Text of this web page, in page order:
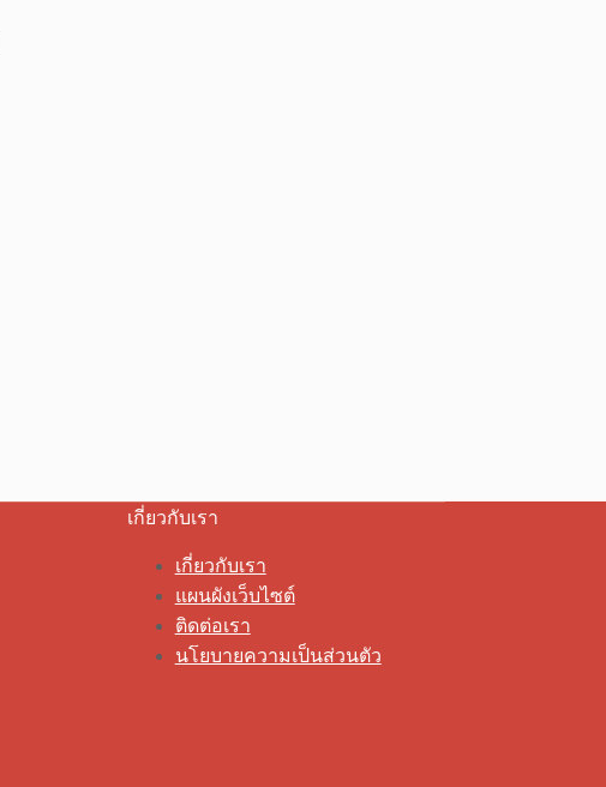
เกี่ยวกับเรา
เกี่ยวกับเรา
แผนผังเว็บไซต์
ติดต่อเรา
นโยบายความเป็นส่วนตัว